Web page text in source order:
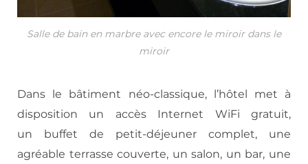
Salle de bain en marbre avec encore le miroir dans le
miroir
Dans le bâtiment néo-classique, l’hôtel met à
disposition un accès Internet WiFi gratuit,
un buffet de petit-déjeuner complet, une
agréable terrasse couverte, un salon, un bar, une